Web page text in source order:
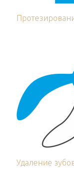
Удаление